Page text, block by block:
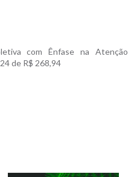
com Ênfase na Atenção
de R$ 268,94